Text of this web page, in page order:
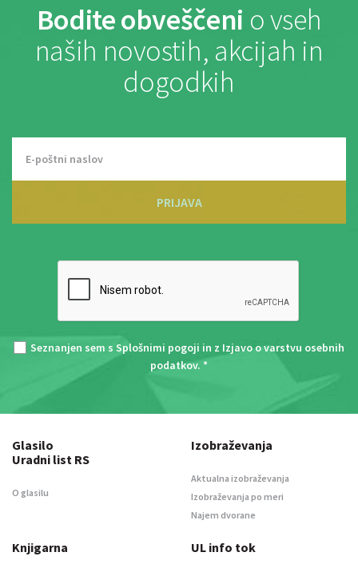
Bodite obveščeni o vseh
naših novostih, akcijah in
dogodkih
PRIJAVA
Seznanjen sem s Splošnimi pogoji in z Izjavo o varstvu osebnih
podatkov. *
Glasilo
Uradni list RS
O glasilu
Izobraževanja
Aktualna izobraževanja
Izobraževanja po meri
Najem dvorane
Knjigarna UL info tok